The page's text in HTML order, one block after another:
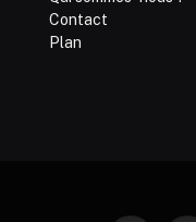
Contact
Plan